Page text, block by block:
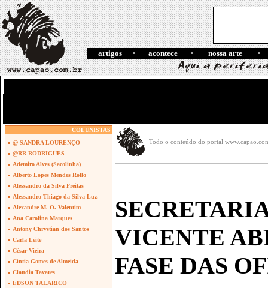
artigos acontece nossa arte
COLUNISTAS
@ SANDRA LOURENÇO
@RR RODRIGUES
Ademiro Alves (Sacolinha)
Alberto Lopes Mendes Rollo
Alessandro da Silva Freitas
Alessandro Thiago da Silva Luz
Alexandre M. O. Valentim
Ana Carolina Marques
Antony Chrystian dos Santos
Carla Leite
César Vieira
Cíntia Gomes de Almeida
Claudia Tavares
EDSON TALARICO
Todo o conteúdo do portal
VICENTE
FASE DAS